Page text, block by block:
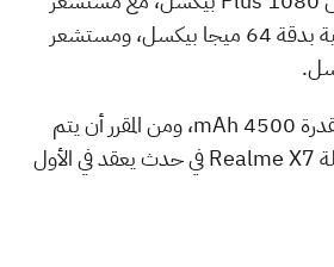
رئيسي في الكاميرة الخلفية بدقة 64 ميجا بيكسل، ومستشعر
ويدعم الهاتف بطارية بقدرة 4500 mAh، ومن المقرر أن يتم
كشف النقاب عن سلسلة Realme X7 في حدث يعقد في الأول